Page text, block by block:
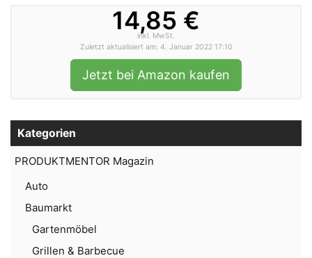
14,85 €
inkl. MwSt.
Zuletzt aktualisiert am: 4. Januar 2022 17:10
Jetzt bei Amazon kaufen
Kategorien
PRODUKTMENTOR Magazin
Auto
Baumarkt
Gartenmöbel
Grillen & Barbecue